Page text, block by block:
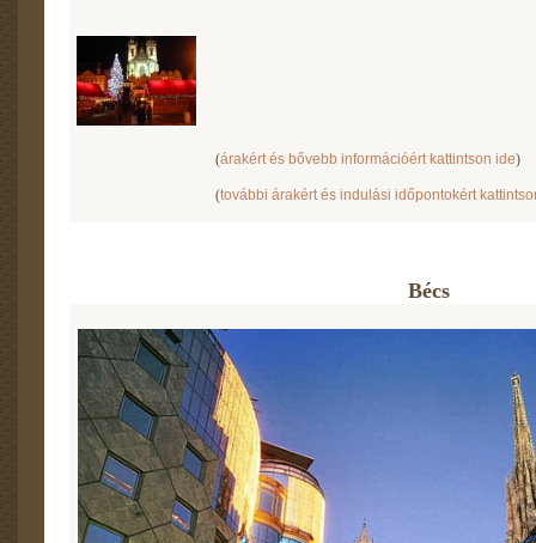
(árakért és bővebb információért kattintson ide)
(további árakért és indulási időpontokért
Bécs